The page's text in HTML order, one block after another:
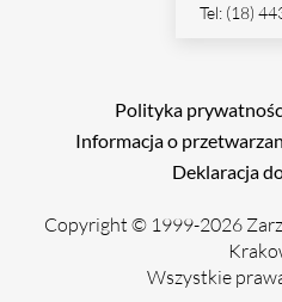
Tel: (18)
Polityka
Informacja o
Deklaracja
Copyright © 1999-2026
Wszystkie